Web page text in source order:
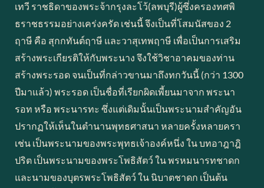
เทวี ราชธิดาของพระจ้ากรุงละโว้(ลพบุรี)ผู้ซึ่งครองทศพิ
ธราชธรรมอย่างเคร่งครัด เช่นนี้ จึงเป็นที่โสมนัสของ 2
ฤาษี คือ สุกกทันต์ฤาษี และวาสุเทพฤาษี เพื่อเป็นการเสริม
สร้างพระเกียรติให้กับพระนาง จึงใช้วิชาอาคมของท่าน
สร้างพระรอด จนเป็นที่กล่าวขานมาถึงทกวันนี้ (กว่า 1300
ปีมาแล้ว) พระรอด เป็นชื่อที่เรียกผิดเพี้ยนมาจาก พระนา
รอท หรือ พระนารทะ ซึ่งแต่เดิมนั้นเป็นพระนามสำคัญอัน
ปรากฏให้เห็นในตำนานพุทธศาสนา หลายครั้งหลายครา
เช่น เป็นพระนามของพระพุทธเจ้าองค์หนึ่ง ใน บทอาฎาฎิ
ปริต เป็นพระนามของพระโพธิสัตว์ ใน พรหมนารทชาดก
และนามของบุตรพระโพธิสัตว์ ใน นิบาตชาดก เป็นต้น